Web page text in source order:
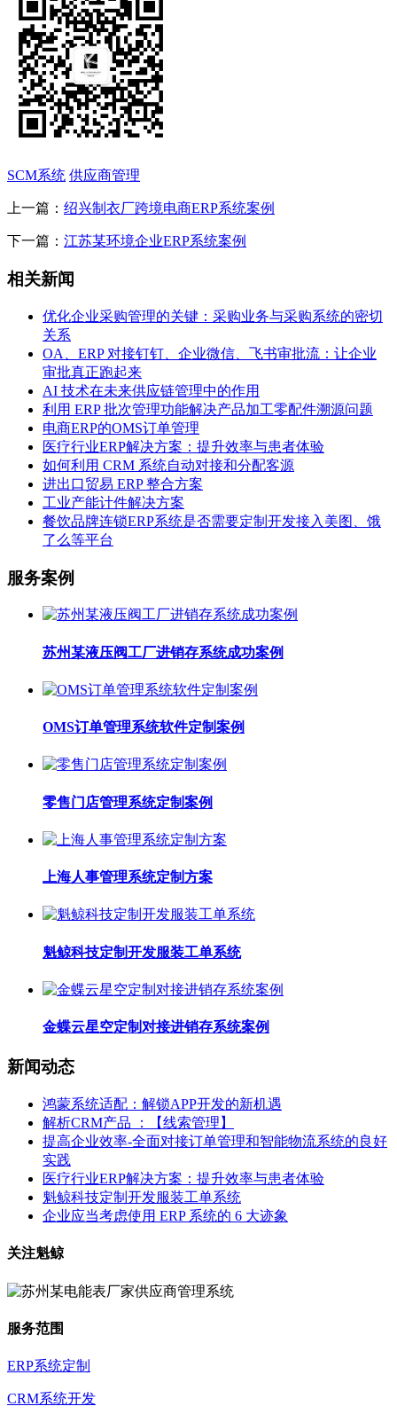
SCM系统 供应商管理
上一篇： 绍兴制衣厂跨境电商ERP系统案例
下一篇： 江苏某环境企业ERP系统案例
相关新闻
优化企业采购管理的关键：采购业务与采购系统的密切
关系
OA、ERP 对接钉钉、企业微信、飞书审批流：让企业
审批真正跑起来
AI 技术在未来供应链管理中的作用
利用 ERP 批次管理功能解决产品加工零配件溯源问题
电商ERP的OMS订单管理
医疗行业ERP解决方案：提升效率与患者体验
如何利用 CRM 系统自动对接和分配客源
进出口贸易 ERP 整合方案
工业产能计件解决方案
餐饮品牌连锁ERP系统是否需要定制开发接入美图、饿
了么等平台
服务案例
苏州某液压阀工厂进销存系统成功案例
OMS订单管理系统软件定制案例
零售门店管理系统定制案例
上海人事管理系统定制方案
魁鲸科技定制开发服装工单系统
金蝶云星空定制对接进销存系统案例
新闻动态
鸿蒙系统适配：解锁APP开发的新机遇
解析CRM产品 ：【线索管理】
提高企业效率-全面对接订单管理和智能物流系统的良好
实践
医疗行业ERP解决方案：提升效率与患者体验
魁鲸科技定制开发服装工单系统
企业应当考虑使用 ERP 系统的 6 大迹象
关注魁鲸
服务范围
ERP系统定制
CRM系统开发